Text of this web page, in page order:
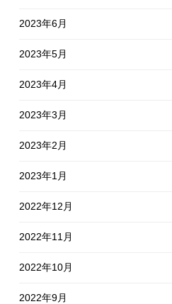
2023年6月
2023年5月
2023年4月
2023年3月
2023年2月
2023年1月
2022年12月
2022年11月
2022年10月
2022年9月